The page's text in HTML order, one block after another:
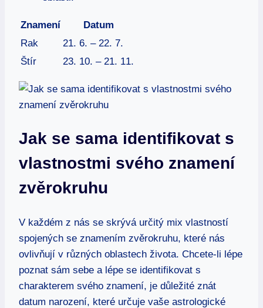
Znamení
Datum
Rak
21. 6. – 22.​ 7.
Štír
23. 10.​ – 21. 11.
Jak se sama identifikovat s⁣
vlastnostmi svého znamení
‌zvěrokruhu
V každém z nás se⁢ skrývá určitý mix ⁢vlastností
spojených se znamením zvěrokruhu, které nás
ovlivňují v různých oblastech života. ‍Chcete-li lépe
poznat sám sebe a lépe se identifikovat s
charakterem svého ⁢znamení, ⁣je důležité znát‌
datum ⁤narození,⁢ které určuje vaše astrologické